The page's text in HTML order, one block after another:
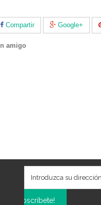
Compartir Google+
amigo
Subscríbete!